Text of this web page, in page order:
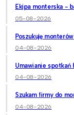
Ekipa monterska -
05-08-2026
Poszukuję
04-08-2026
Umawianie spotkań
04-08-2026
Szukam firmy do
04-08-2026